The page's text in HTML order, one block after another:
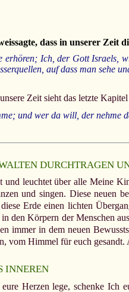
dass in unserer Zeit
Ich, der Gott Israels,
auf dass man sehe
Zeit sieht das letzte
und wer da will, der nehme
DURCHTRAGEN
und leuchtet über alle Meine
und singen. Diese neuen
Erde einen lichten
den Körpern der Menschen
immer in dem neuen
vom Himmel für euch
INNEREN
Herzen lege, schenke Ich